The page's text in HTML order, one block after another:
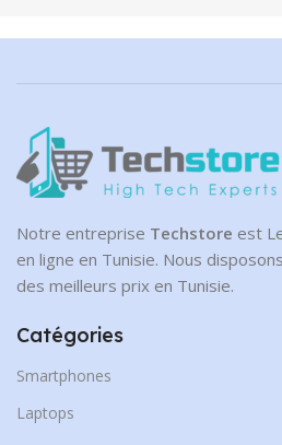
Notre entreprise Techstore est
en ligne en Tunisie. Nous
des meilleurs prix en Tunisie.
Catégories
Smartphones
Laptops